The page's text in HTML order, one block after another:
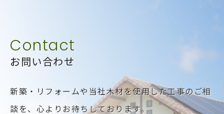
お問い合わせ
新築・リフォームや当社木材を使用した工事のご相
談を、 心よりお待ちしております。